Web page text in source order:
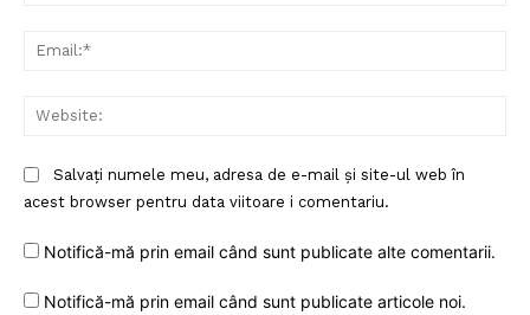
Salvați numele meu, adresa de e-mail și site-ul web în
acest browser pentru data viitoare i comentariu.
Notifică-mă prin email când sunt publicate alte comentarii.
Notifică-mă prin email când sunt publicate articole noi.